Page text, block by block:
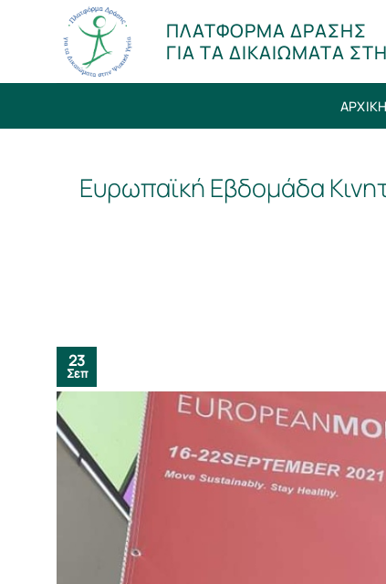
περιεχόμενο
ΠΛΑΤΦΟΡΜΑ ΔΡΑΣΗΣ
ΓΙΑ ΤΑ ΔΙΚΑΙΩΜΑΤΑ
ΑΡΧΙΚΗ
Ευρωπαϊκή Εβδομάδα
23
Σεπ